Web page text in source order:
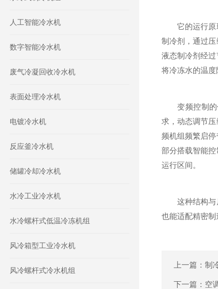
人工智能冷水机
数字智能冷水机
废气冷凝回收冷水机
表面处理冷水机
电镀冷水机
反应釜冷水机
储罐冷却冷水机
水冷工业冷水机
水冷螺杆式低温冷冻机组
风冷箱型工业冷水机
风冷螺杆式冷水机组
它的运行原理
制冷剂，通过
液态制冷剂经
将冷冻水的温
变频控制的价
求，动态调节
频机组频繁启
部分搭载智能
运行区间。
这种结构与原
也能适配精密
上一篇： 制
下一篇： 空